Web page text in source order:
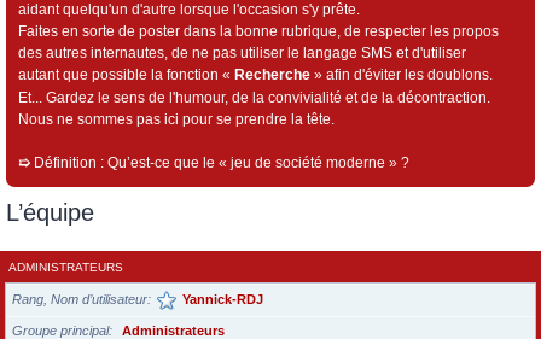
aidant quelqu'un d'autre lorsque l'occasion s'y prête.
Faites en sorte de poster dans la bonne rubrique, de respecter les propos
des autres internautes, de ne pas utiliser le langage SMS et d'utiliser
autant que possible la fonction « Recherche » afin d'éviter les doublons.
Et... Gardez le sens de l'humour, de la convivialité et de la décontraction.
Nous ne sommes pas ici pour se prendre la tête.
➯ Définition : Qu’est-ce que le « jeu de société moderne » ?
L’équipe
ADMINISTRATEURS
Rang, Nom d’utilisateur Yannick-RDJ
Groupe principal Administrateurs